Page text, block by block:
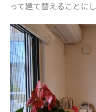
って建て替えることにし